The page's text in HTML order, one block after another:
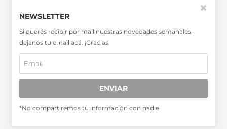
SABER MÁS >>
Miembro de la Asociación de
NEWSLETTER
Si querés recibir por mail nuestras novedades semanales,
dejanos tu email acá. ¡Gracias!
ENVIAR
*No compartiremos tu información con nadie
✖